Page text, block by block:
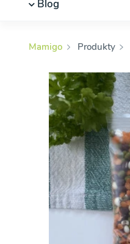
Blog
Mamigo Produkty